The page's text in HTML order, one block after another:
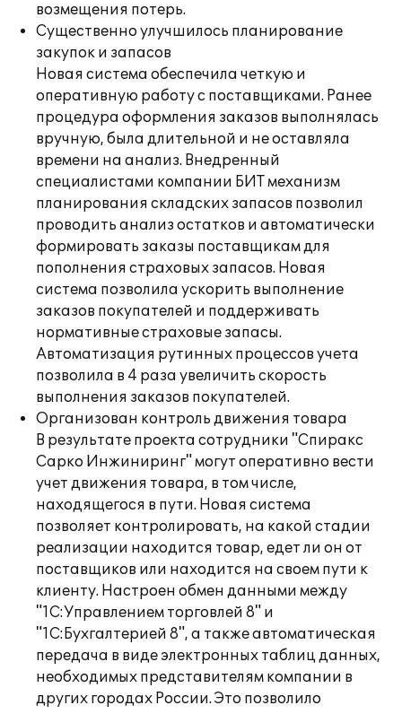
возмещения потерь.
Существенно улучшилось планирование
закупок и запасов
Новая система обеспечила четкую и
оперативную работу с поставщиками. Ранее
процедура оформления заказов выполнялась
вручную, была длительной и не оставляла
времени на анализ. Внедренный
специалистами компании БИТ механизм
планирования складских запасов позволил
проводить анализ остатков и автоматически
формировать заказы поставщикам для
пополнения страховых запасов. Новая
система позволила ускорить выполнение
заказов покупателей и поддерживать
нормативные страховые запасы.
Автоматизация рутинных процессов учета
позволила в 4 раза увеличить скорость
выполнения заказов покупателей.
Организован контроль движения товара
В результате проекта сотрудники "Спиракс
Сарко Инжиниринг" могут оперативно вести
учет движения товара, в том числе,
находящегося в пути. Новая система
позволяет контролировать, на какой стадии
реализации находится товар, едет ли он от
поставщиков или находится на своем пути к
клиенту. Настроен обмен данными между
"1С:Управлением торговлей 8" и
"1С:Бухгалтерией 8", а также автоматическая
передача в виде электронных таблиц данных,
необходимых представителям компании в
других городах России. Это позволило